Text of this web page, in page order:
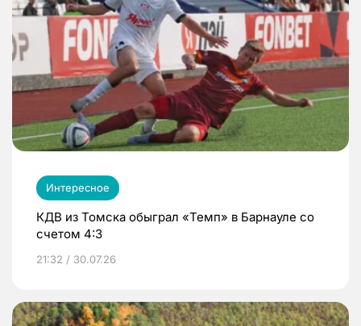
Интересное
КДВ из Томска обыграл «Темп» в Барнауле со
счетом 4:3
21:32 / 30.07.26